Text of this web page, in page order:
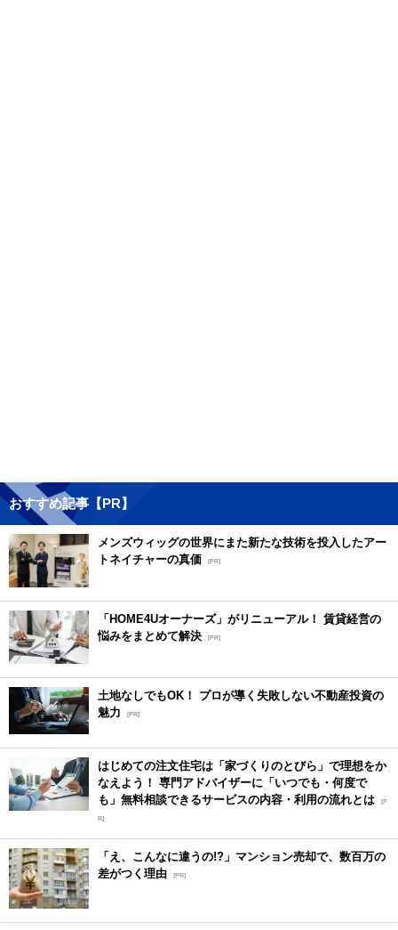
おすすめ記事【PR】
メンズウィッグの世界にまた新たな技術を投入したアー
トネイチャーの真価 [PR]
「HOME4Uオーナーズ」がリニューアル！ 賃貸経営の
悩みをまとめて解決 [PR]
土地なしでもOK！ プロが導く失敗しない不動産投資の
魅力
[PR]
はじめての注文住宅は「家づくりのとびら」で理想をか
なえよう！ 専門アドバイザーに「いつでも・何度で
も」無料相談できるサービスの内容・利用の流れとは [P
R]
「え、こんなに違うの!?」マンション売却で、数百万の
差がつく理由 [PR]